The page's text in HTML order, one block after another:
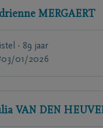
MERGAERT
- 89 jaar
03/01/2026
VAN DEN